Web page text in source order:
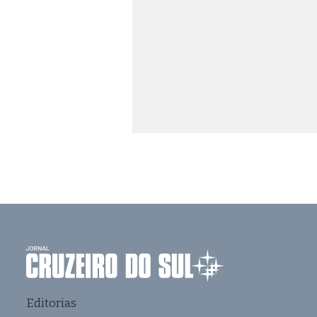
Editorias